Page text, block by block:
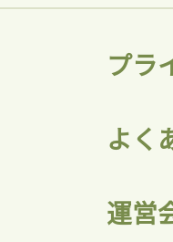
プラ
よく
運営